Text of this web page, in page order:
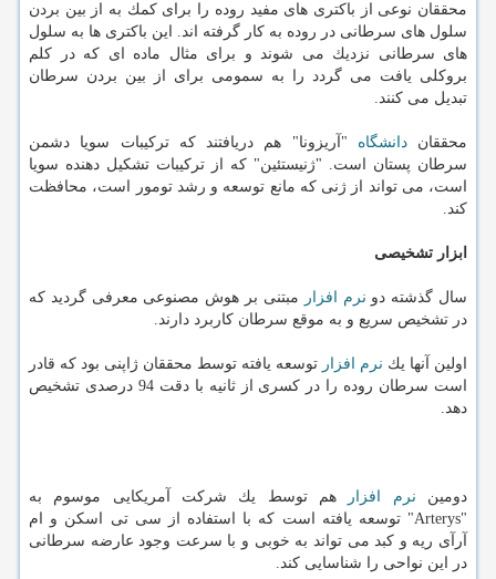
محققان نوعی از باكتری های مفید روده را برای كمك به از بین بردن
سلول های سرطانی در روده به كار گرفته اند. این باكتری ها به سلول
های سرطانی نزدیك می شوند و برای مثال ماده ای كه در كلم
بروكلی یافت می گردد را به سمومی برای از بین بردن سرطان
تبدیل می كنند.
محققاندانشگاه "آریزونا" هم دریافتند كه تركیبات سویا دشمن
سرطان پستان است. "ژنیستئین" كه از تركیبات تشكیل دهنده سویا
است، می تواند از ژنی كه مانع توسعه و رشد تومور است، محافظت
كند.
ابزار تشخیصی
سال گذشته دو نرم افزار
مبتنی بر هوش مصنوعی معرفی گردید كه
در تشخیص سریع و به موقع سرطان كاربرد دارند.
اولین آنها یك نرم افزار توسعه یافته توسط محققان ژاپنی بود كه قادر
است سرطان روده را در كسری از ثانیه با دقت 94 درصدی تشخیص
دهد.
دومین نرم افزار
هم توسط یك شركت آمریكایی موسوم به
"Arterys" توسعه یافته است كه با استفاده از سی تی اسكن و ام
آرآی ریه و كبد می تواند به خوبی و با سرعت وجود عارضه سرطانی
در این نواحی را شناسایی كند.